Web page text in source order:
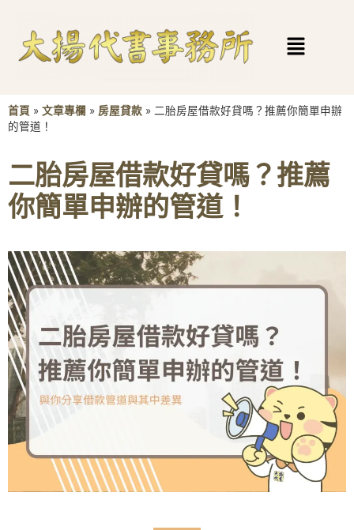
首頁 » 文章專欄 » 房屋貸款 » 二胎房屋借款好貸嗎？推薦你簡單申辦
的管道！
二胎房屋借款好貸嗎？推薦
你簡單申辦的管道！